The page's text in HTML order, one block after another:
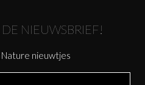
NIEUWSBRIEF!
Nature nieuwtjes